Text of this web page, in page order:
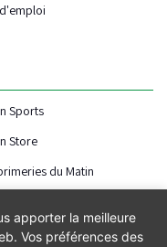
Sports
Store
du Matin
apporter la meilleure
Vos préférences des